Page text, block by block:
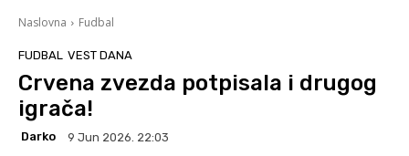
Naslovna Fudbal
FUDBAL VEST DANA
Crvena zvezda potpisala i drugog
igrača!
Darko 9 Jun 2026. 22:03